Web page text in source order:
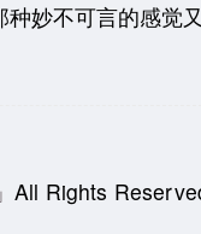
妙不可言的感觉
All Rights